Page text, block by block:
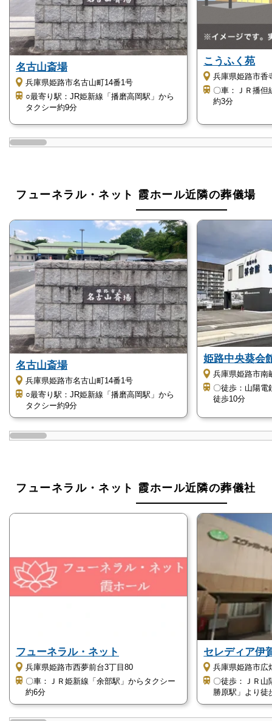
明朗会計
フューネラル・ネット 霞ホールは、フューネラル・
ネットの自社斎場で、家族葬専用ホールとして地域で
利用されています。
30名様までの家族葬専用ホールです
フューネラル・ネット 霞ホールは、30名まで収容可
能な式場を有する家族葬専用ホールです。
こか寂しく感じるものです。
フューネラル・ネット 霞ホールの式場規模は、家
族・親族・親しい友人などの少人数での一日葬や家族
葬の利用に丁度良い大きさです。
また、10台収容できる駐車場も完備しているので、ほ
とんどの場合、車でのご来場も安心して利用できま
す。
1日1組限定ですので、ゆっくりと故人とのお別
フューネラル・ネット 霞ホールは、1日1組限定で利
用できるので、ゆっくりと故人とのお別れができま
す。
家族葬を検討される方には「身内だけのプライベート
す。
フューネラル・ネット 霞ホールは、1日1組限定で利
用できる家族葬専用ホールなので、大型斎場の中にあ
がありません。
ご遺族様の意向に寄り添った葬儀を執り行えま
フューネラル・ネット 霞ホールの特徴・強みの1つに
「ご遺族に寄り添った葬儀」を執り行えることがあり
ます。
フューネラル・ネット 霞ホールは、貸切葬で利用で
名古山斎場
兵庫県姫路市名古山町14番1号
○最寄り駅：JR姫新線「播磨高岡駅」から
タクシー約9分
こうふく苑
兵庫県姫路市香
〇車：ＪＲ播但
約3分
フューネラル・ネット 霞ホール近隣の葬儀場
名古山斎場
兵庫県姫路市名古山町14番1号
○最寄り駅：JR姫新線「播磨高岡駅」から
タクシー約9分
姫路中央葵会
兵庫県姫路市南
〇徒歩：山陽電
徒歩10分
フューネラル・ネット 霞ホール近隣の葬儀社
フューネラル・ネット
兵庫県姫路市西夢前台3丁目80
〇車：ＪＲ姫新線「余部駅」からタクシー
約6分
セレディア伊
兵庫県姫路市広
〇徒歩：ＪＲ山
勝原駅」より徒